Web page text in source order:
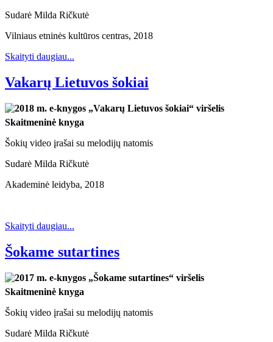
Sudarė Milda Ričkutė
Vilniaus etninės kultūros centras, 2018
Skaityti daugiau...
Vakarų Lietuvos šokiai
Skaitmeninė knyga
Šokių video įrašai su melodijų natomis
Sudarė Milda Ričkutė
Akademinė leidyba, 2018
Skaityti daugiau...
Šokame sutartines
Skaitmeninė knyga
Šokių video įrašai su melodijų natomis
Sudarė Milda Ričkutė